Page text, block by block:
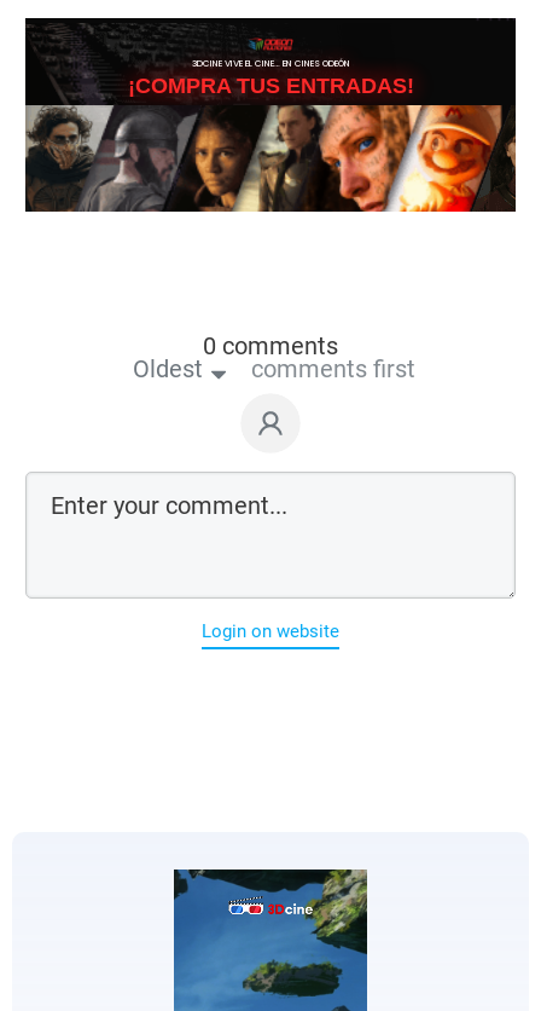
3DCINE VIVE EL CINE… EN CINES ODEÓN
¡COMPRA TUS ENTRADAS!
0 comments
Oldest comments first
Login on website